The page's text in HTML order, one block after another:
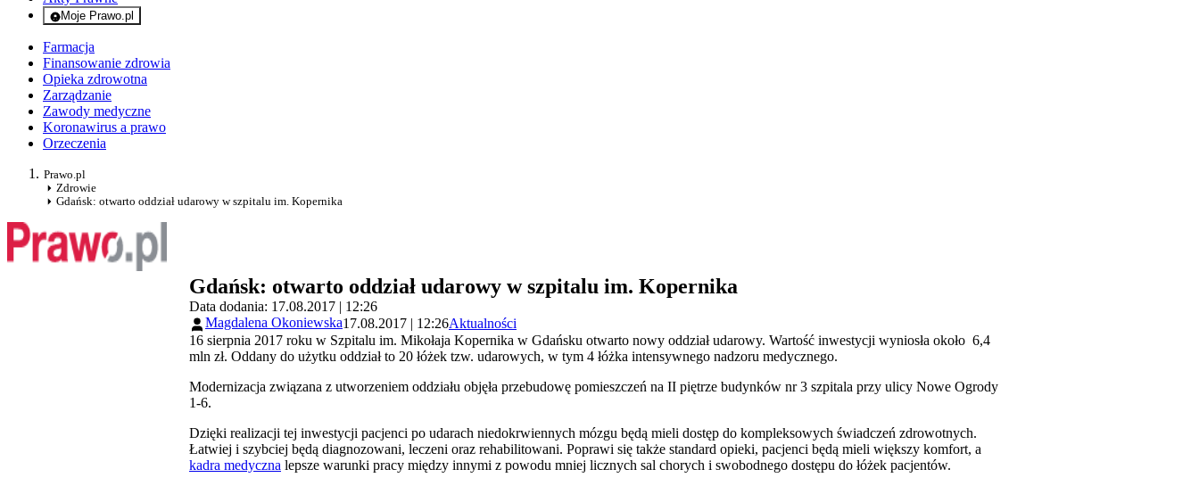
Moje Prawo.pl
- rejestracja i logowanie do serwisu
Farmacja
Finansowanie zdrowia
Opieka zdrowotna
Zarządzanie
Zawody medyczne
Koronawirus a prawo
Orzeczenia
Prawo.pl
Zdrowie
Gdańsk: otwarto oddział udarowy w szpitalu im. Kopernika
Gdańsk: otwarto oddział udarowy w szpitalu im. Kopernika
Data dodania: 17.08.2017 | 12:26
Magdalena Okoniewska17.08.2017 | 12:26Aktualności
16 sierpnia 2017 roku w Szpitalu im. Mikołaja Kopernika w Gdańsku otwarto nowy oddział udarowy. Wartość inwestycji wyniosła około 6,4
mln zł. Oddany do użytku oddział to 20 łóżek tzw. udarowych, w tym 4 łóżka intensywnego nadzoru medycznego.
Modernizacja związana z utworzeniem oddziału objęła przebudowę pomieszczeń na II piętrze budynków nr 3 szpitala przy ulicy Nowe Ogrody
1-6.
Dzięki realizacji tej inwestycji pacjenci po udarach niedokrwiennych mózgu będą mieli dostęp do kompleksowych świadczeń zdrowotnych.
Łatwiej i szybciej będą diagnozowani, leczeni oraz rehabilitowani. Poprawi się także standard opieki, pacjenci będą mieli większy komfort, a
kadra medyczna lepsze warunki pracy między innymi z powodu mniej licznych sal chorych i swobodnego dostępu do łóżek pacjentów.